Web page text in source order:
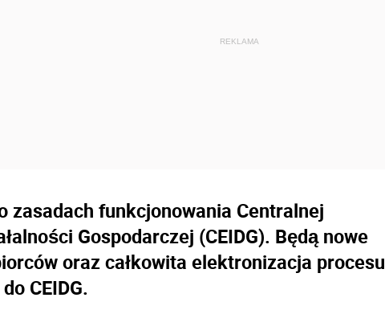
zasadach funkcjonowania Centralnej
Gospodarczej (CEIDG). Będą nowe
oraz całkowita elektronizacja procesu
CEIDG.